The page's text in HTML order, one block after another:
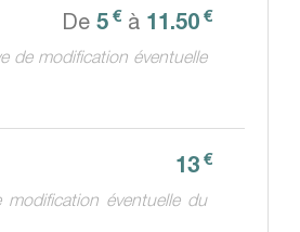
De5 € à 11.50 €
de modification éventuelle
13 €
éventuelle du